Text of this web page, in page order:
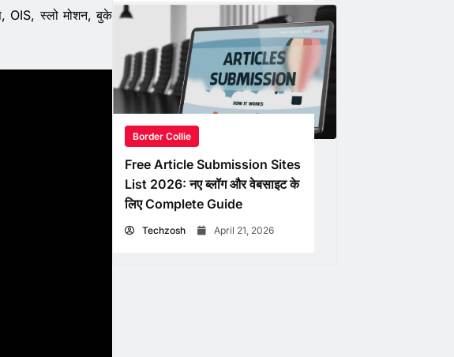
OIS, स्लो मोशन, बुके
Border Collie
Free Article Submission Sites
List 2026: नए ब्लॉग और वेबसाइट के
लिए Complete Guide
Techzosh April 21, 2026